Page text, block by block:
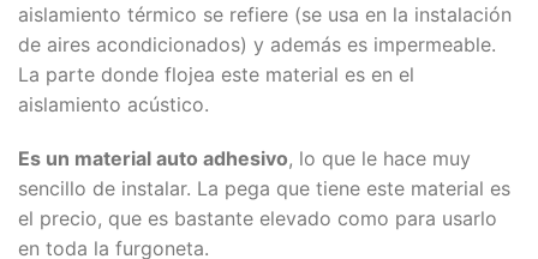
aislamiento térmico se refiere (se usa en la instalación
de aires acondicionados) y además es impermeable.
La parte donde flojea este material es en el
aislamiento acústico.
Es un material auto adhesivo, lo que le hace muy
sencillo de instalar. La pega que tiene este material es
el precio, que es bastante elevado como para usarlo
en toda la furgoneta.